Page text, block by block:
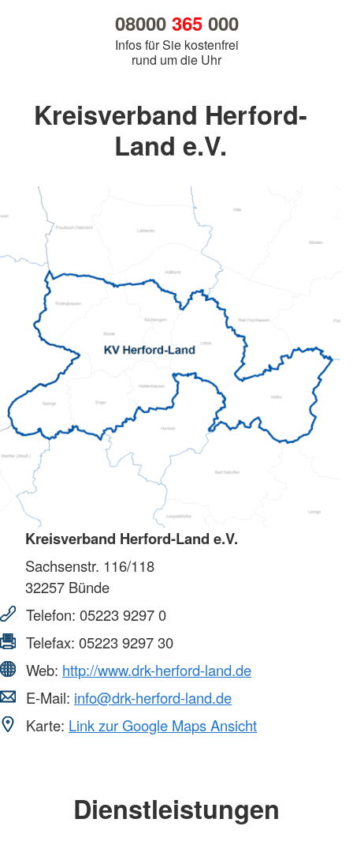
08000 365000
Infos für Sie kostenfrei
rund um die Uhr
Kreisverband Herford-
Land e.V.
Kreisverband Herford-Land e.V.
Sachsenstr. 116/118
32257 Bünde
Telefon: 05223 9297 0
Telefax: 05223 9297 30
Web: http://www.drk-herford-land.de
E-Mail: info@drk-herford-land.de
Karte: Link zur Google Maps Ansicht
Dienstleistungen